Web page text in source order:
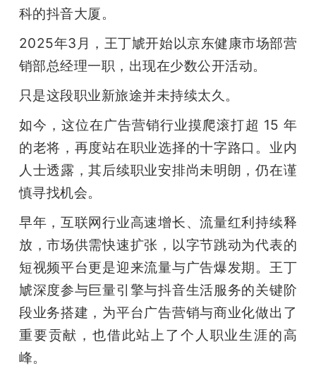
科的抖音大厦。
2025年3月，王丁虓开始以京东健康市场部营
销部总经理一职，出现在少数公开活动。
只是这段职业新旅途并未持续太久。
如今，这位在广告营销行业摸爬滚打超 15 年
的老将，再度站在职业选择的十字路口。业内
人士透露，其后续职业安排尚未明朗，仍在谨
慎寻找机会。
早年，互联网行业高速增长、流量红利持续释
放，市场供需快速扩张，以字节跳动为代表的
短视频平台更是迎来流量与广告爆发期。王丁
虓深度参与巨量引擎与抖音生活服务的关键阶
段业务搭建，为平台广告营销与商业化做出了
重要贡献，也借此站上了个人职业生涯的高
峰。